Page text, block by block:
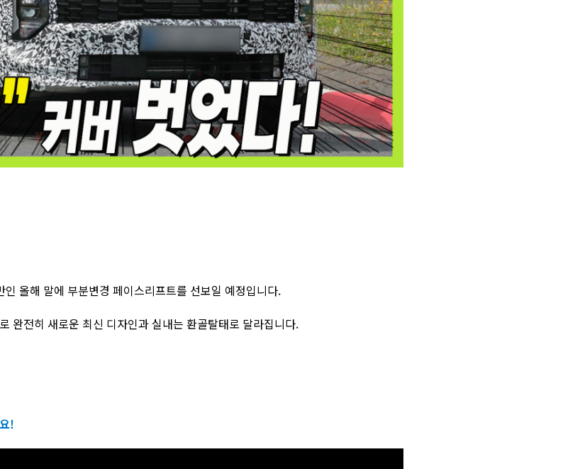
올해 말에 부분변경 페이스리프트를 선보일 예정입니다.
완전히 새로운 최신 디자인과 실내는 환골탈태로 달라집니다.
!